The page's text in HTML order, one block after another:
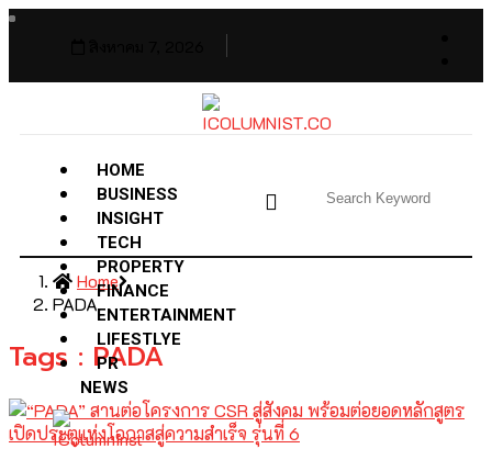
HOME
BUSINESS
INSIGHT
TECH
PROPERTY
FINANCE
ENTERTAINMENT
LIFESTLYE
PR
NEWS
Home
PADA
Tags : PADA